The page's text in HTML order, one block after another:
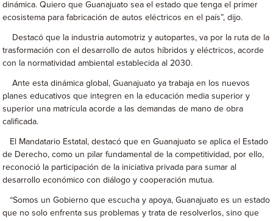
dinámica. Quiero que Guanajuato sea el estado que tenga el primer
ecosistema para fabricación de autos eléctricos en el país”, dijo.
Destacó que la industria automotriz y autopartes, va por la ruta de la
trasformación con el desarrollo de autos híbridos y eléctricos, acorde
con la normatividad ambiental establecida al 2030.
Ante esta dinámica global, Guanajuato ya trabaja en los nuevos
planes educativos que integren en la educación media superior y
superior una matrícula acorde a las demandas de mano de obra
calificada.
El Mandatario Estatal, destacó que en Guanajuato se aplica el Estado
de Derecho, como un pilar fundamental de la competitividad, por ello,
reconoció la participación de la iniciativa privada para sumar al
desarrollo económico con diálogo y cooperación mutua.
“Somos un Gobierno que escucha y apoya, Guanajuato es un estado
que no solo enfrenta sus problemas y trata de resolverlos, sino que